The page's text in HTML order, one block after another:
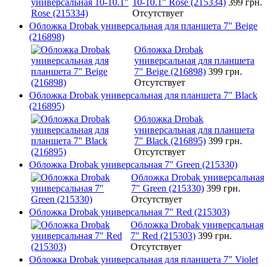
Отсутствует
Обложка Drobak универсальная для планшета 7" Beige
(216898)
Обложка Drobak
универсальная для планшета
7" Beige (216898) 399 грн.
Отсутствует
Обложка Drobak универсальная для планшета 7" Black
(216895)
Обложка Drobak
универсальная для планшета
7" Black (216895) 399 грн.
Отсутствует
Обложка Drobak универсальная 7" Green (215330)
Обложка Drobak универсальная
7" Green (215330) 399 грн.
Отсутствует
Обложка Drobak универсальная 7" Red (215303)
Обложка Drobak универсальная
7" Red (215303) 399 грн.
Отсутствует
Обложка Drobak универсальная для планшета 7" Violet